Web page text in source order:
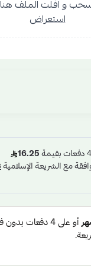
و افلت الملف هنا
استعراض